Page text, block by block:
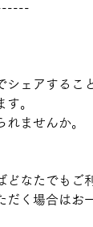
ェアするこ
。
ませんか。
なたでもご
だく場合はお